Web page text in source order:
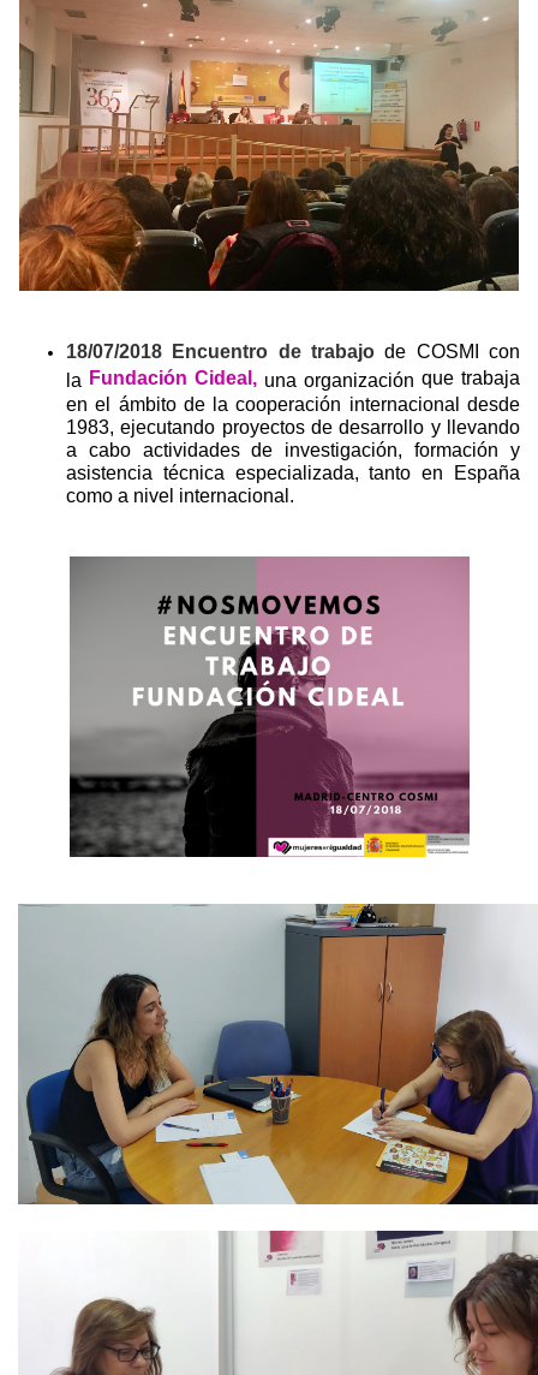
18/07/2018 Encuentro de trabajode COSMI con
la Fundación Cideal, una organización que trabaja
en el ámbito de la cooperación internacional desde
1983, ejecutando proyectos de desarrollo y llevando
a cabo actividades de investigación, formación y
asistencia técnica especializada, tanto en España
como a nivel internacional.